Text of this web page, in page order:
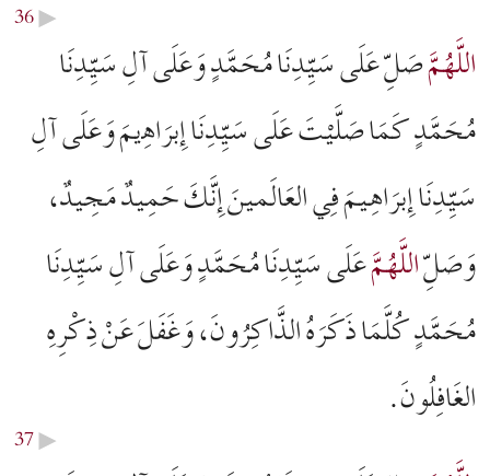
36▶︎
اللَّهُمَّصَلِّ عَلَى سَيِّدِنَا مُحَمَّدٍ وَعَلَى آلِ سَيِّدِنَا
مُحَمَّدٍ کَمَا صَلَّیْتَ عَلَی سَيِّدِنَا إِبرَاﻫِیمَ وَعَلَى آلِ
سَيِّدِنَا إِبرَاهِیمَ فِي العَالَمینَ إِنَّكَ حَمِيدٌ مَجِيدٌ،
وَصَلِّاللَّهُمَّعَلَى سَيِّدِنَا مُحَمَّدٍ وَعَلَى آلِ سَيِّدِنَا
مُحَمَّدٍ كُلَّمَا ذَكَرَهُ الذَّاكِرُونَ، وَغَفَلَ عَنْ ذِكْرِهِ
الغَافِلُونَ.
37▶︎